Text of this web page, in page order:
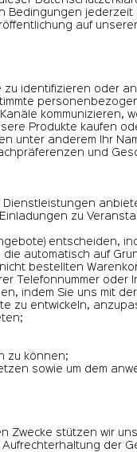
jederzeit
auf
identifizieren oder
kommunizieren,
Produkte kaufen
unter anderem Ihr
und
zu
entscheiden,
automatisch auf
bestellten
Telefonnummer oder
indem Sie uns mit der
zu entwickeln,
zu können;
sowie um dem
stützen wir
der